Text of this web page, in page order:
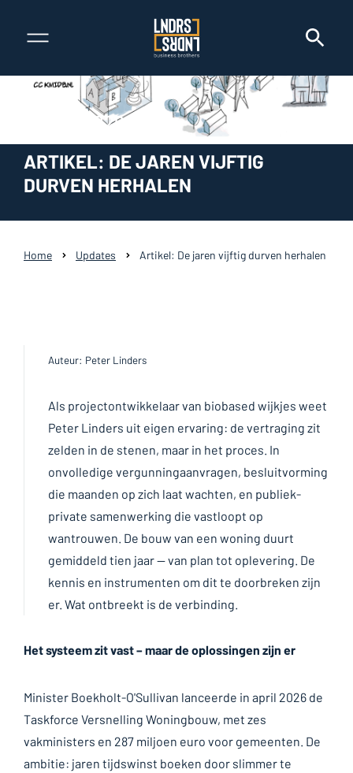
24 juni 2026
ARTIKEL: DE JAREN VIJFTIG
DURVEN HERHALEN
Home Updates Artikel: De jaren vijftig durven herhalen
Auteur: Peter Linders
Als projectontwikkelaar van biobased wijkjes weet
Peter Linders uit eigen ervaring: de vertraging zit
zelden in de stenen, maar in het proces. In
onvolledige vergunningaanvragen, besluitvorming
die maanden op zich laat wachten, en publiek-
private samenwerking die vastloopt op
wantrouwen. De bouw van een woning duurt
gemiddeld tien jaar — van plan tot oplevering. De
kennis en instrumenten om dit te doorbreken zijn
er. Wat ontbreekt is de verbinding.
Het systeem zit vast – maar de oplossingen zijn er
Minister Boekholt-O'Sullivan lanceerde in april 2026 de
Taskforce Versnelling Woningbouw, met zes
vakministers en 287 miljoen euro voor gemeenten. De
ambitie: jaren tijdswinst boeken door slimmer te